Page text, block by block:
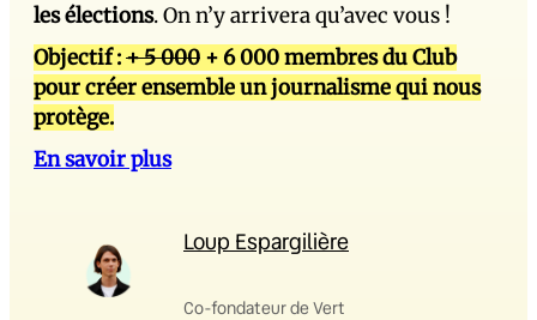
les élections. On n’y arrivera qu’avec vous !
Objectif :+ 5 000 + 6 000 membres du Club
pour créer ensemble un journalisme qui nous
protège.
En savoir plus
Loup Espargilière
Co-fondateur de Vert